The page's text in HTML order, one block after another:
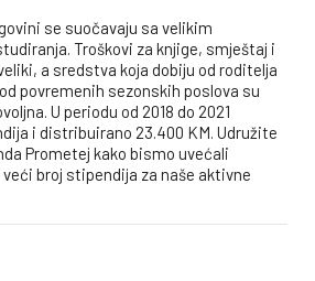
se suočavaju sa velikim
Troškovi za knjige, smještaj i
a sredstva koja dobiju od roditelja
povremenih sezonskih poslova su
U periodu od 2018 do 2021
i distribuirano 23.400 KM. Udružite
Prometej kako bismo uvećali
broj stipendija za naše aktivne